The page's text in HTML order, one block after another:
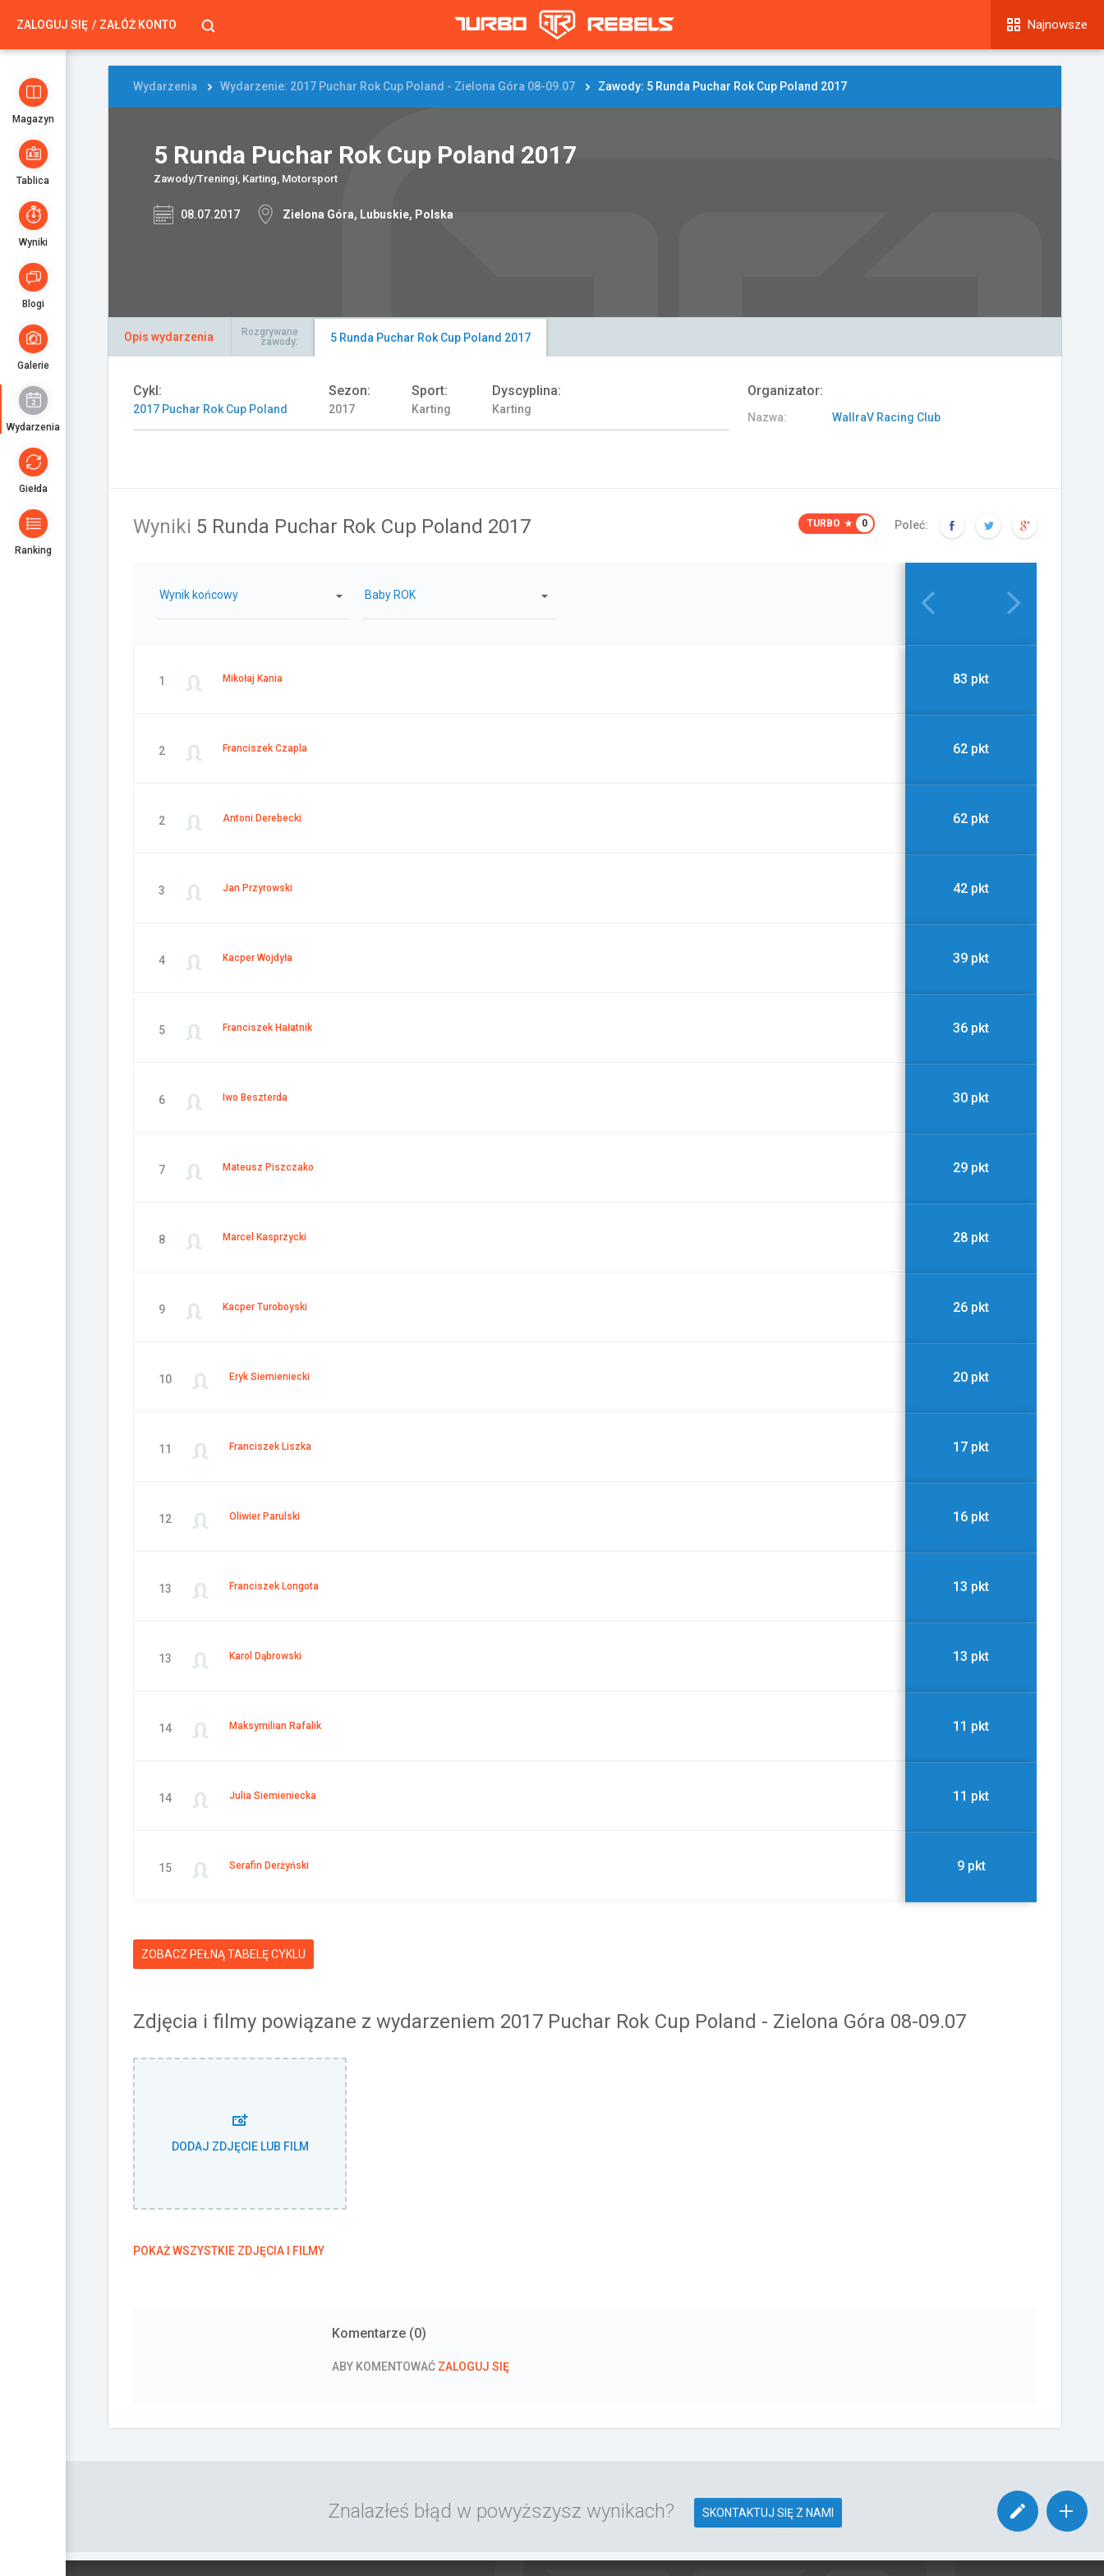
ZALOGUJ SIĘ ZAŁÓŻ KONTO Najnowsze
Magazyn
Tablica
Wyniki
Blogi
Galerie
Wydarzenia
Giełda
Ranking
Wydarzenia Wydarzenie: 2017 Puchar Rok Cup Poland - Zielona Góra 08-09.07 Zawody: 5 Runda Puchar Rok Cup Poland 2017
5 Runda Puchar Rok Cup Poland 2017
Zawody/Treningi, Karting, Motorsport
08.07.2017 Zielona Góra, Lubuskie, Polska
Opis wydarzenia
Rozgrywane
zawody:
5 Runda Puchar Rok Cup Poland 2017
Cykl:
2017 Puchar Rok Cup Poland
Sezon:
2017
Sport:
Karting
Dyscyplina:
Karting
Organizator:
Nazwa: WallraV Racing Club
Wyniki 5 Runda Puchar Rok Cup Poland 2017 TURBO 0 Poleć:
Wynik końcowy Baby ROK
1 Mikołaj Kania 83 pkt
2 Franciszek Czapla 62 pkt
2 Antoni Derebecki 62 pkt
3 Jan Przyrowski 42 pkt
4 Kacper Wojdyła 39 pkt
5 Franciszek Hałatnik 36 pkt
6 Iwo Beszterda 30 pkt
7 Mateusz Piszczako 29 pkt
8 Marcel Kasprzycki 28 pkt
9 Kacper Turoboyski 26 pkt
10 Eryk Siemieniecki 20 pkt
11 Franciszek Liszka 17 pkt
12 Oliwier Parulski 16 pkt
13 Franciszek Longota 13 pkt
13 Karol Dąbrowski 13 pkt
14 Maksymilian Rafalik 11 pkt
14 Julia Siemieniecka 11 pkt
15 Serafin Derżyński 9 pkt
ZOBACZ PEŁNĄ TABELĘ CYKLU
Zdjęcia i filmy powiązane z wydarzeniem 2017 Puchar Rok Cup Poland - Zielona Góra 08-09.07
DODAJ ZDJĘCIE LUB FILM
POKAŻ WSZYSTKIE ZDJĘCIA I FILMY
Komentarze (0)
ABY KOMENTOWAĆ ZALOGUJ SIĘ
Znalazłeś błąd w powyższysz wynikach? SKONTAKTUJ SIĘ Z NAMI